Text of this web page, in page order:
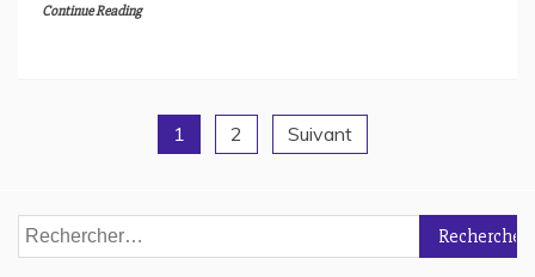
Continue Reading
des
1 2 Suivant
Rechercher :